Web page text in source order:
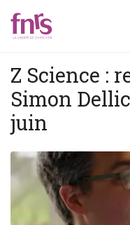
Z Science :
Simon
juin